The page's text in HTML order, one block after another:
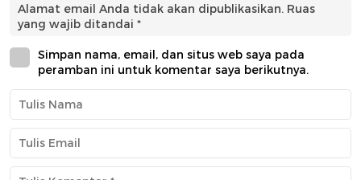
Alamat email Anda tidak akan dipublikasikan. Ruas
yang wajib ditandai *
Simpan nama, email, dan situs web saya pada
peramban ini untuk komentar saya berikutnya.